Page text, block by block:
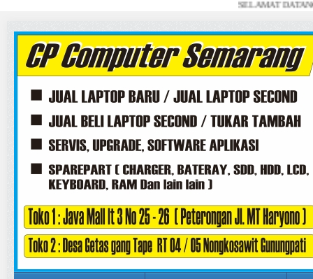
SELAMAT DATANG DI